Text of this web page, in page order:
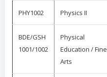
PHY1002 Physics II
BDE/GSH
1001/1002
Physical
Education / Fine
Arts